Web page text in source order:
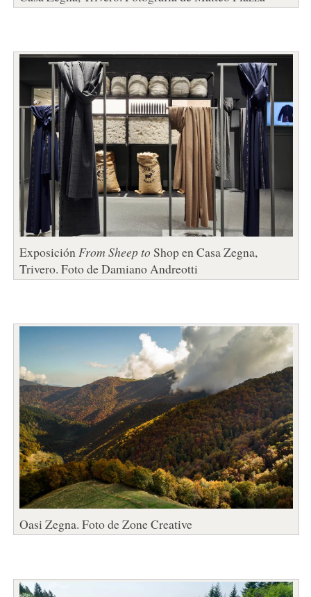
Exposición From Sheep toShop en Casa Zegna,
Trivero. Foto de Damiano Andreotti
Oasi Zegna. Foto de Zone Creative